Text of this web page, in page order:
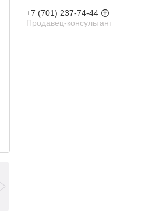
+7 (701) 237-74-44
Продавец-консультант